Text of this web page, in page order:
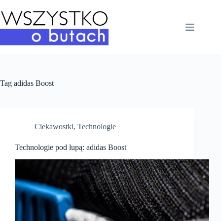
do
treści
Tag adidas Boost
Ciekawostki, Technologie
Technologie pod lupą: adidas Boost